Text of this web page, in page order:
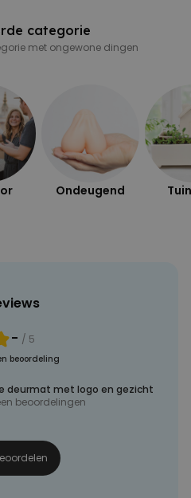
categorie
met ongewone dingen
Ondeugend
- / 5
beoordeling
deurmat met logo en gezicht
beoordelingen